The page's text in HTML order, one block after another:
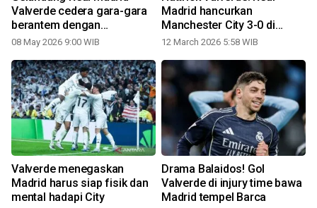
Valverde cedera gara-gara
berantem dengan
Tchouameni
08 May 2026 9:00 WIB
Madrid hancurkan
Manchester City 3-0 di
Bernabeu
12 March 2026 5:58 WIB
Valverde menegaskan
Madrid harus siap fisik dan
mental hadapi City
Drama Balaidos! Gol
Valverde di injury time bawa
Madrid tempel Barca